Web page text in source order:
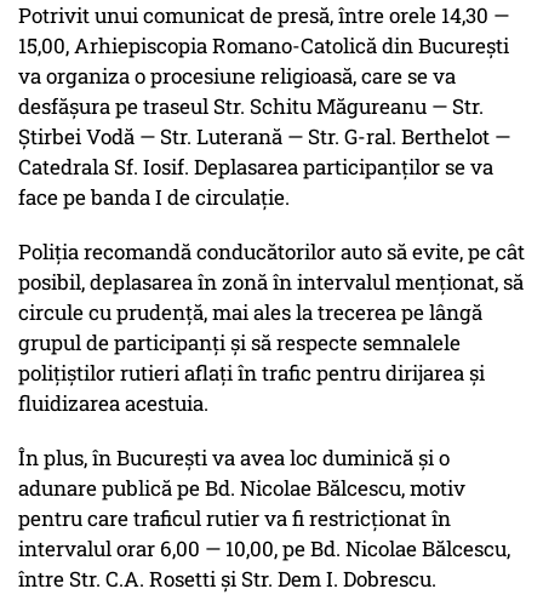
Potrivit unui comunicat de presă, între orele 14,30 —
15,00, Arhiepiscopia Romano-Catolică din București
va organiza o procesiune religioasă, care se va
desfășura pe traseul Str. Schitu Măgureanu — Str.
Știrbei Vodă — Str. Luterană — Str. G-ral. Berthelot —
Catedrala Sf. Iosif. Deplasarea participanților se va
face pe banda I de circulație.
Poliția recomandă conducătorilor auto să evite, pe cât
posibil, deplasarea în zonă în intervalul menționat, să
circule cu prudență, mai ales la trecerea pe lângă
grupul de participanți și să respecte semnalele
polițiștilor rutieri aflați în trafic pentru dirijarea și
fluidizarea acestuia.
În plus, în București va avea loc duminică și o
adunare publică pe Bd. Nicolae Bălcescu, motiv
pentru care traficul rutier va fi restricționat în
intervalul orar 6,00 — 10,00, pe Bd. Nicolae Bălcescu,
între Str. C.A. Rosetti și Str. Dem I. Dobrescu.